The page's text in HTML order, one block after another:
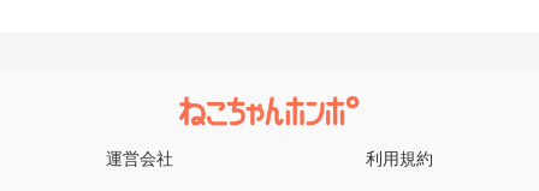
運営会社 利用規約